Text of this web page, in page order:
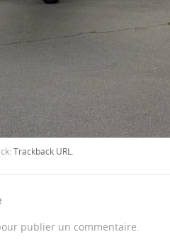
Trackback URL.
publier un commentaire.